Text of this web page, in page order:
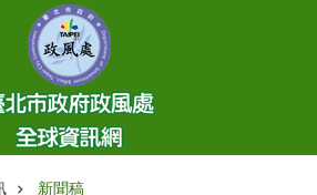
新聞稿